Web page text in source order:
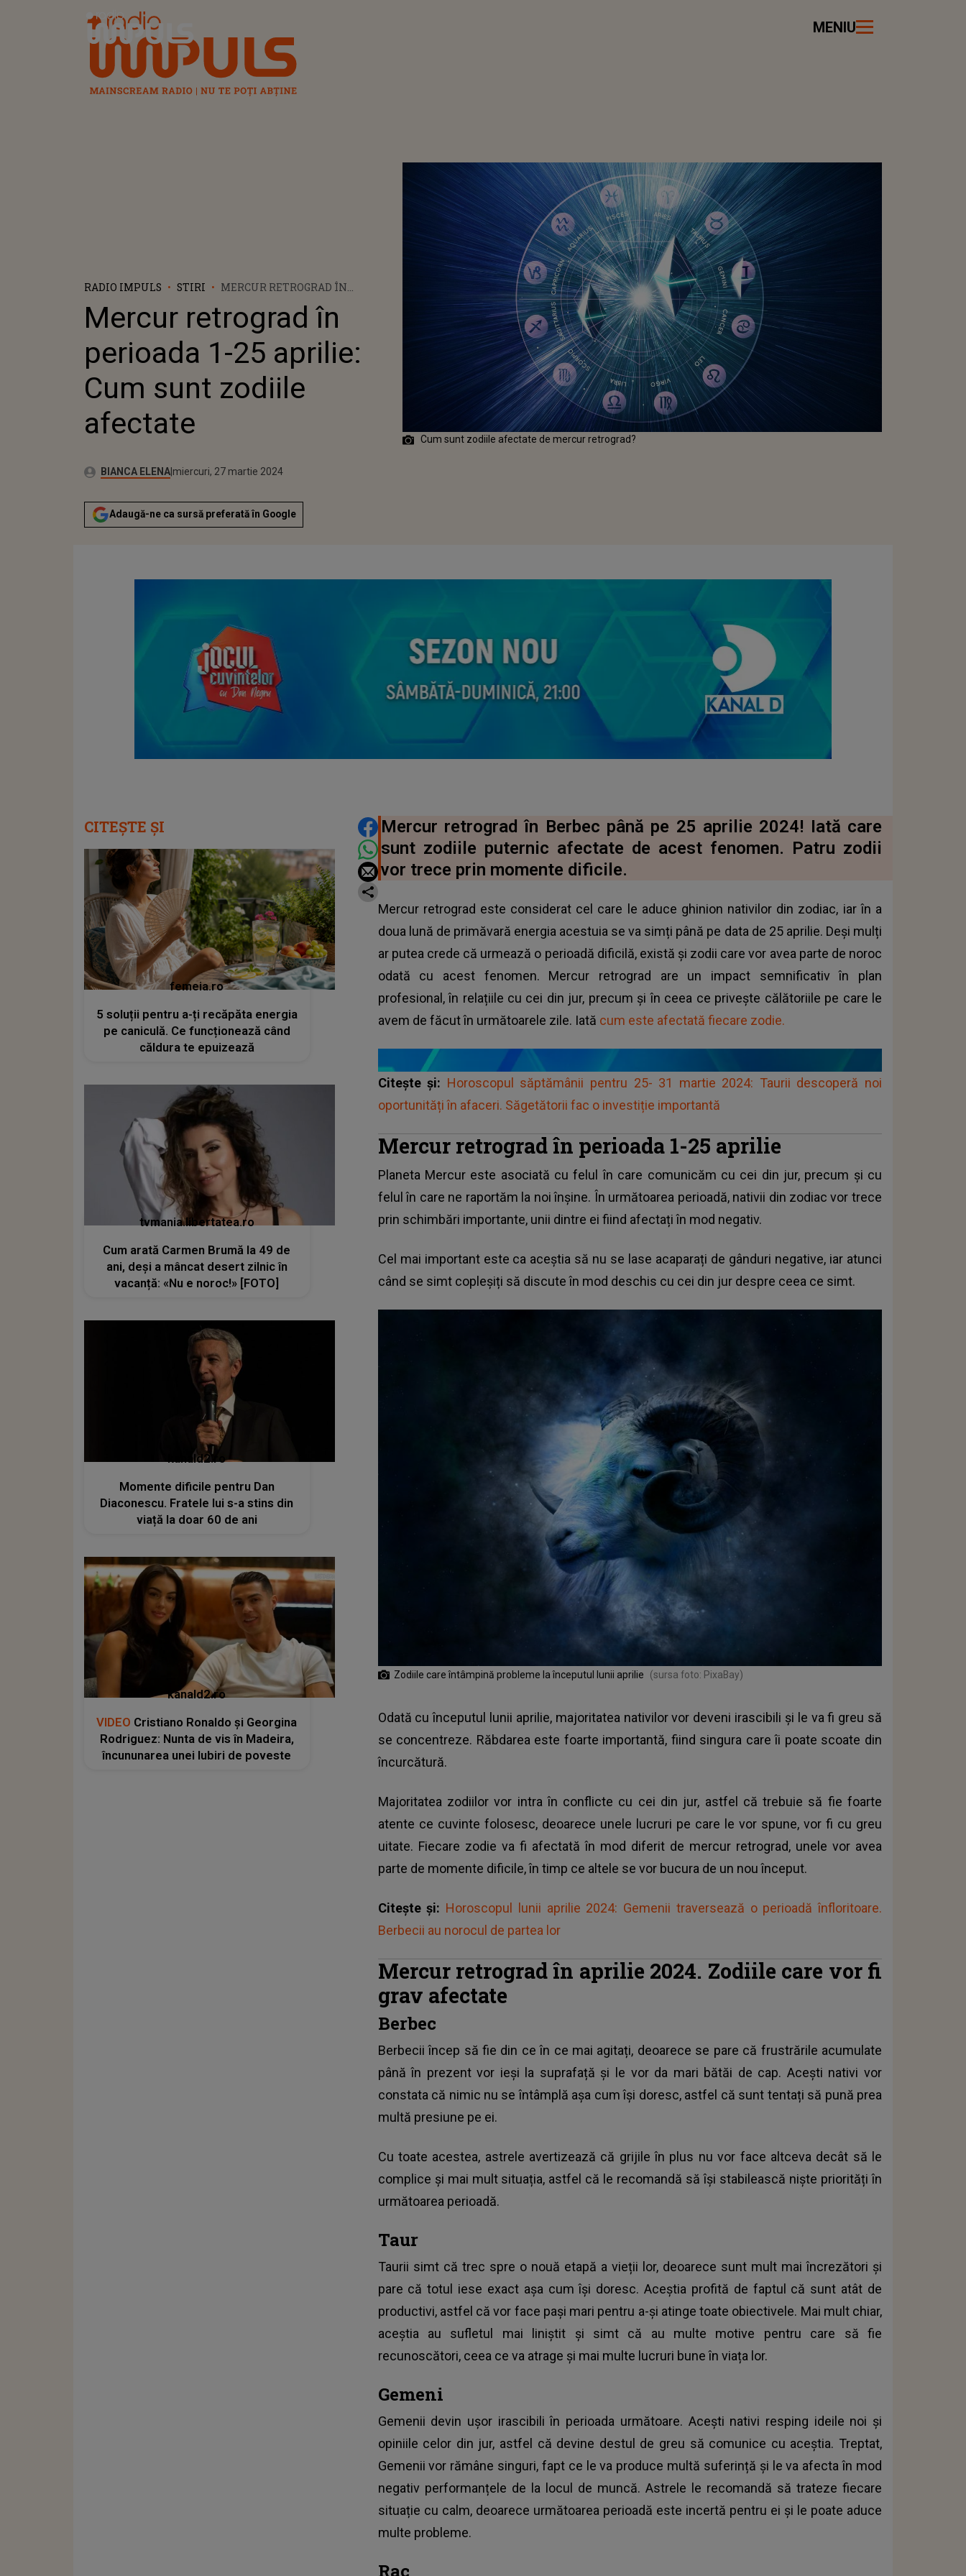
Radio Impuls MENIU
RADIO IMPULS STIRI
MERCUR RETROGRAD ÎN
SUNT ZODIILE AFECTATE
Mercur retrograd în
perioada 1-25 aprilie:
Cum sunt zodiile
afectate
Autor:BIANCA ELENAPublicat:
miercuri, 27 martie 2024
Actualizat:
miercuri, 27 martie 2024
Adaugă-ne ca sursă preferată în Google
Cum sunt zodiile afectate de mercur retrograd?
DISTRIBUIE ARTICOLUL
Mercur retrograd în Berbec până pe 25 aprilie 2024! Iată care
sunt zodiile puternic afectate de acest fenomen. Patru zodii
vor trece prin momente dificile.
Mercur retrograd este considerat cel care le aduce ghinion nativilor din zodiac, iar în a
doua lună de primăvară energia acestuia se va simți până pe data de 25 aprilie. Deși mulți
ar putea crede că urmează o perioadă dificilă, există și zodii care vor avea parte de noroc
odată cu acest fenomen. Mercur retrograd are un impact semnificativ în plan
profesional, în relațiile cu cei din jur, precum și în ceea ce privește călătoriile pe care le
avem de făcut în următoarele zile. Iată cum este afectată fiecare zodie.
Citește și: Horoscopul săptămânii pentru 25- 31 martie 2024: Taurii descoperă noi
oportunități în afaceri. Săgetătorii fac o investiție importantă
Mercur retrograd în perioada 1-25 aprilie
Planeta Mercur este asociată cu felul în care comunicăm cu cei din jur, precum și cu
felul în care ne raportăm la noi înșine. În următoarea perioadă, nativii din zodiac vor trece
prin schimbări importante, unii dintre ei fiind afectați în mod negativ.
Cel mai important este ca aceștia să nu se lase acaparați de gânduri negative, iar atunci
când se simt copleșiți să discute în mod deschis cu cei din jur despre ceea ce simt.
Zodiile care întâmpină probleme la începutul lunii aprilie (sursa foto: PixaBay)
Odată cu începutul lunii aprilie, majoritatea nativilor vor deveni irascibili și le va fi greu să
se concentreze. Răbdarea este foarte importantă, fiind singura care îi poate scoate din
încurcătură.
Majoritatea zodiilor vor intra în conflicte cu cei din jur, astfel că trebuie să fie foarte
atente ce cuvinte folosesc, deoarece unele lucruri pe care le vor spune, vor fi cu greu
uitate. Fiecare zodie va fi afectată în mod diferit de mercur retrograd, unele vor avea
parte de momente dificile, în timp ce altele se vor bucura de un nou început.
Citește și: Horoscopul lunii aprilie 2024: Gemenii traversează o perioadă înfloritoare.
Berbecii au norocul de partea lor
Mercur retrograd în aprilie 2024. Zodiile care vor fi
grav afectate
Berbec
Berbecii încep să fie din ce în ce mai agitați, deoarece se pare că frustrările acumulate
până în prezent vor ieși la suprafață și le vor da mari bătăi de cap. Acești nativi vor
constata că nimic nu se întâmplă așa cum își doresc, astfel că sunt tentați să pună prea
multă presiune pe ei.
Cu toate acestea, astrele avertizează că grijile în plus nu vor face altceva decât să le
complice și mai mult situația, astfel că le recomandă să își stabilească niște priorități în
următoarea perioadă.
Taur
Taurii simt că trec spre o nouă etapă a vieții lor, deoarece sunt mult mai încrezători și
pare că totul iese exact așa cum își doresc. Aceștia profită de faptul că sunt atât de
productivi, astfel că vor face pași mari pentru a-și atinge toate obiectivele. Mai mult chiar,
aceștia au sufletul mai liniștit și simt că au multe motive pentru care să fie
recunoscători, ceea ce va atrage și mai multe lucruri bune în viața lor.
Gemeni
Gemenii devin ușor irascibili în perioada următoare. Acești nativi resping ideile noi și
opiniile celor din jur, astfel că devine destul de greu să comunice cu aceștia. Treptat,
Gemenii vor rămâne singuri, fapt ce le va produce multă suferință și le va afecta în mod
negativ performanțele de la locul de muncă. Astrele le recomandă să trateze fiecare
situație cu calm, deoarece următoarea perioadă este incertă pentru ei și le poate aduce
multe probleme.
Rac
CITEȘTE ȘI
femeia.ro
5 soluții pentru a-ți recăpăta energia
pe caniculă. Ce funcționează când
căldura te epuizează
tvmania.libertatea.ro
Cum arată Carmen Brumă la 49 de
ani, deși a mâncat desert zilnic în
vacanță: «Nu e noroc!» [FOTO]
kanald2.ro
Momente dificile pentru Dan
Diaconescu. Fratele lui s-a stins din
viață la doar 60 de ani
kanald2.ro
VIDEO Cristiano Ronaldo și Georgina
Rodriguez: Nunta de vis în Madeira,
încununarea unei Iubiri de poveste